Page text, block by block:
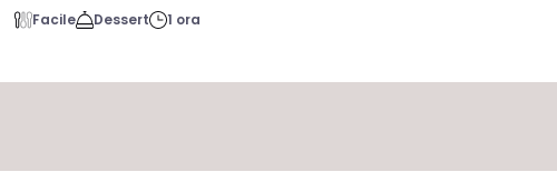
Facile Dessert 1 ora